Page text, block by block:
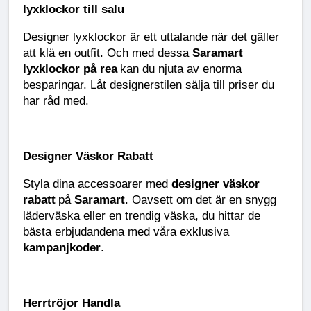
lyxklockor till salu
Designer lyxklockor är ett uttalande när det gäller
att klä en outfit. Och med dessa Saramart
lyxklockor på rea kan du njuta av enorma
besparingar. Låt designerstilen sälja till priser du
har råd med.
Designer Väskor Rabatt
Styla dina accessoarer med designer väskor
rabatt på Saramart. Oavsett om det är en snygg
läderväska eller en trendig väska, du hittar de
bästa erbjudandena med våra exklusiva
kampanjkoder.
Herrtröjor Handla